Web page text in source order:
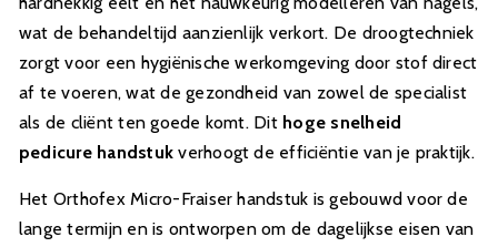
wat de behandeltijd aanzienlijk verkort. De droogtechniek
zorgt voor een hygiënische werkomgeving door stof direct
af te voeren, wat de gezondheid van zowel de specialist
als de cliënt ten goede komt. Dit hoge snelheid
pedicure handstuk verhoogt de efficiëntie van je praktijk.
Het Orthofex Micro-Fraiser handstuk is gebouwd voor de
lange termijn en is ontworpen om de dagelijkse eisen van